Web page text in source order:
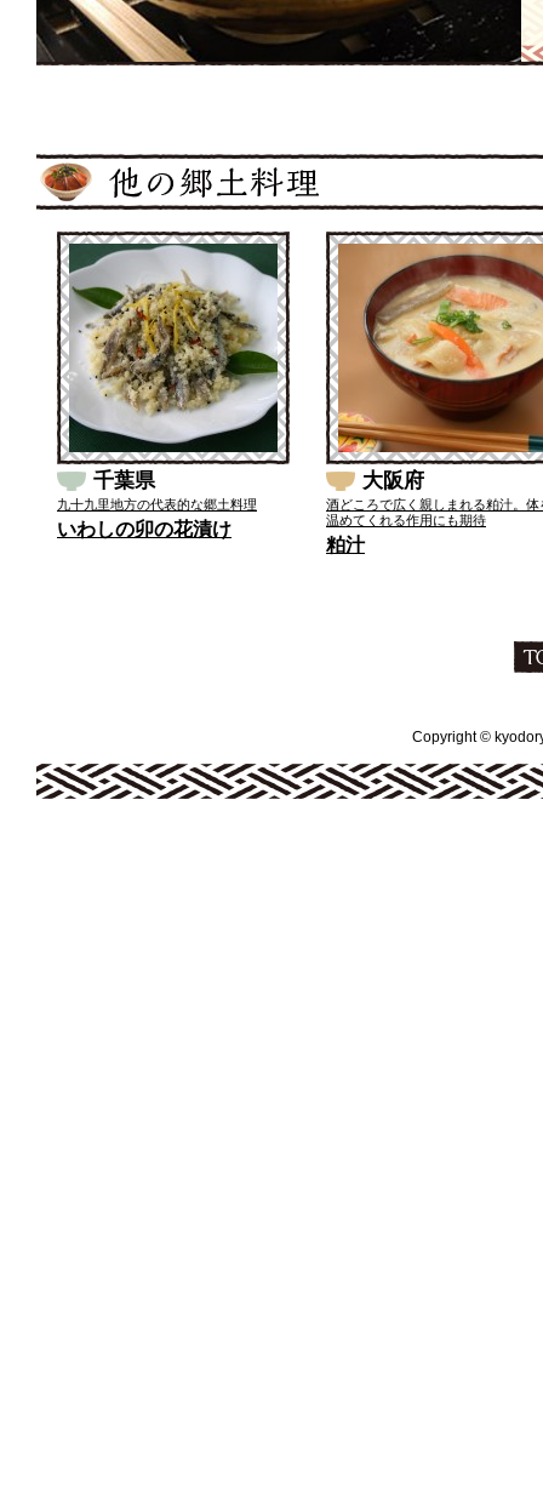
千葉県
九十九里地方の代表的な郷土料理
いわしの卯の花漬け
大阪府
酒どころで広く親しまれる粕汁。体
温めてくれる作用にも期待
粕汁
Copyright ©